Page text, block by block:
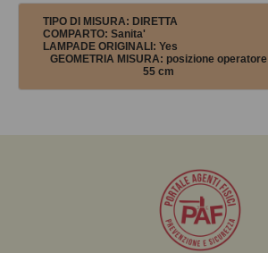
TIPO DI MISURA: DIRETTA
COMPARTO: Sanita'
LAMPADE ORIGINALI: Yes
GEOMETRIA MISURA: posizione operatore
55 cm